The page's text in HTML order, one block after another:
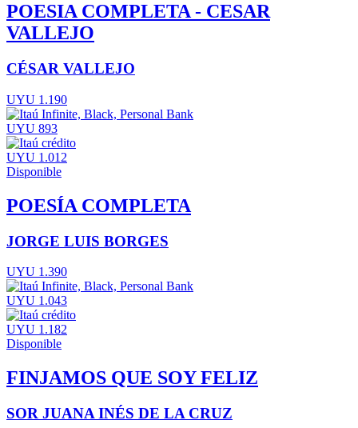
POESIA COMPLETA - CESAR
VALLEJO
CÉSAR VALLEJO
UYU 1.190
UYU 893
UYU 1.012
Disponible
POESÍA COMPLETA
JORGE LUIS BORGES
UYU 1.390
UYU 1.043
UYU 1.182
Disponible
FINJAMOS QUE SOY FELIZ
SOR JUANA INÉS DE LA CRUZ